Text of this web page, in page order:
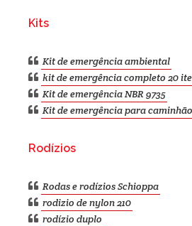
Kits
Kit de emergência ambiental
kit de emergência completo 20
Kit de emergência NBR 9735
Kit de emergência para caminhão
Rodízios
Rodas e rodízios Schioppa
rodizio de nylon 210
rodízio duplo